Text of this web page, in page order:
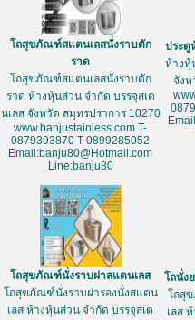
โถสุขภัณฑ์สแตนเลสนั่งราบตัก
ราด
โถสุขภัณฑ์สแตนเลสนั่งราบตัก
ราด ห้างหุ้นส่วน จำกัด บรรจุสเต
นเลส จังหวัด สมุทรปราการ 10270
www.banjustainless.com T-
0879393870 T-0899285052
Email:banju80@Hotmail.com
Line:banju80
ประตู
ห้างหุ้
จังห
โถสุขภัณฑ์นั่งราบฝาสแตนเลส
โถสุขภัณฑ์นั่งราบฝารองนั่งสแตน
เลส ห้างหุ้นส่วน จำกัด บรรจุสเต
โถนั่ง
โถสุ
เลส